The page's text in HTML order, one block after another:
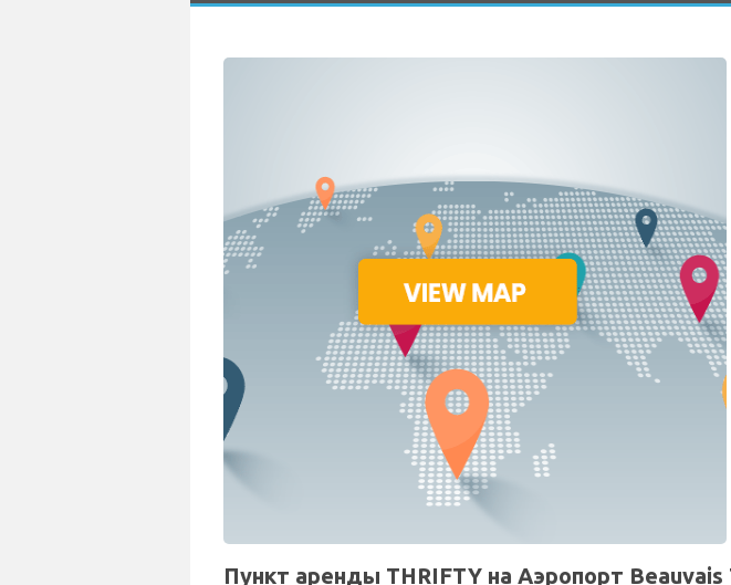
Пункт аренды THRIFTY на Аэропорт